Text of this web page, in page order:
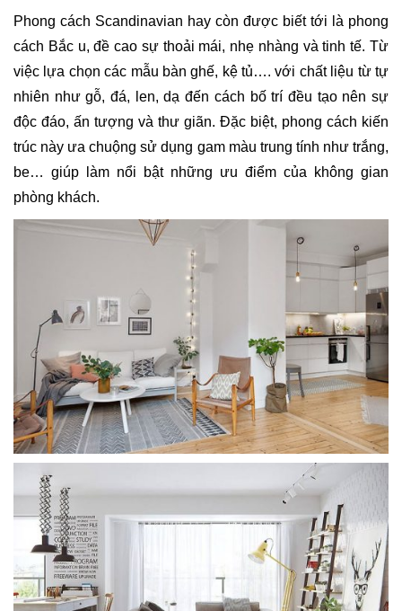
Phong cách Scandinavian hay còn được biết tới là phong
cách Bắc u, đề cao sự thoải mái, nhẹ nhàng và tinh tế. Từ
việc lựa chọn các mẫu bàn ghế, kệ tủ…. với chất liệu từ tự
nhiên như gỗ, đá, len, dạ đến cách bố trí đều tạo nên sự
độc đáo, ấn tượng và thư giãn. Đặc biệt, phong cách kiến
trúc này ưa chuộng sử dụng gam màu trung tính như trắng,
be… giúp làm nổi bật những ưu điểm của không gian
phòng khách.